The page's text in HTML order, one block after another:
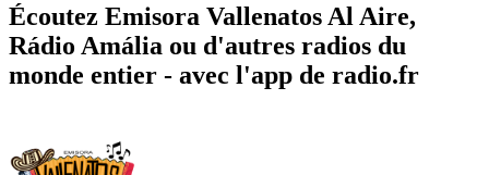
Écoutez Emisora Vallenatos Al Aire,
Rádio Amália ou d'autres radios du
monde entier - avec l'app de radio.fr